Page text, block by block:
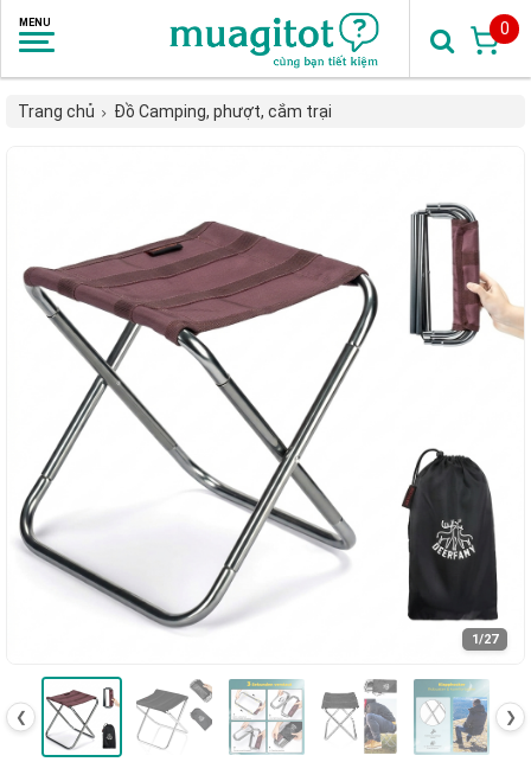
0
Trang chủ Đồ Camping, phượt, cắm trại
1/27
❮ ❯